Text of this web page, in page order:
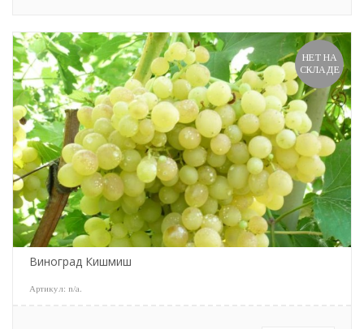
НЕТ НА
СКЛАДЕ
Виноград Кишмиш
Артикул: n/a